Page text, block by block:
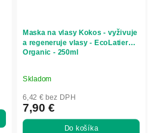
Maska na vlasy Kokos - vyživuje
a regeneruje vlasy - EcoLatier
Organic - 250ml
Skladom
6,42 € bez DPH
7,90 €
Do košíka